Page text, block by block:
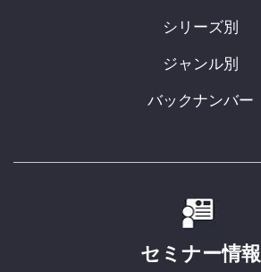
シリーズ別
ジャンル別
バックナンバー
セミナー情報